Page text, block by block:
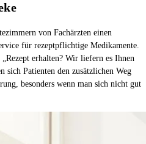
von Fachärzten einen
für rezeptpflichtige Medikamente.
erhalten? Wir liefern es Ihnen
sich Patienten den zusätzlichen Weg
besonders wenn man sich nicht gut